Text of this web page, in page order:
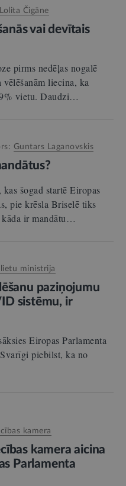
Lolita Čigāne
vai devītais
pirms nedēļas nogalē
vēlēšanām liecina, ka
vietu. Daudzi…
Guntars Laganovskis
šogad startē Eiropas
pie krēsla Briselē tiks
ir mandātu…
ministrija
paziņojumu
sistēmu, ir
Eiropas Parlamenta
piebilst, ka no
kamera
kamera aicina
Parlamenta